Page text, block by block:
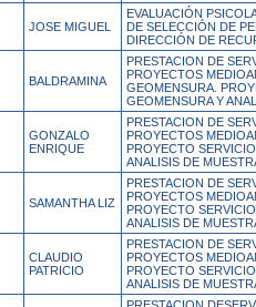
JOSE MIGUEL
EVALUACIÓN
DE SELECCIÓN DE
DIRECCIÓN DE
BALDRAMINA
PRESTACION DE
PROYECTOS
GEOMENSURA.
GEOMENSURA Y
GONZALO
ENRIQUE
PRESTACION DE
PROYECTOS
PROYECTO
ANALISIS DE
SAMANTHA LIZ
PRESTACION DE
PROYECTOS
PROYECTO
ANALISIS DE
CLAUDIO
PATRICIO
PRESTACION DE
PROYECTOS
PROYECTO
ANALISIS DE